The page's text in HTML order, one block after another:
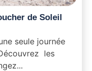
de Soleil
seule journée
les